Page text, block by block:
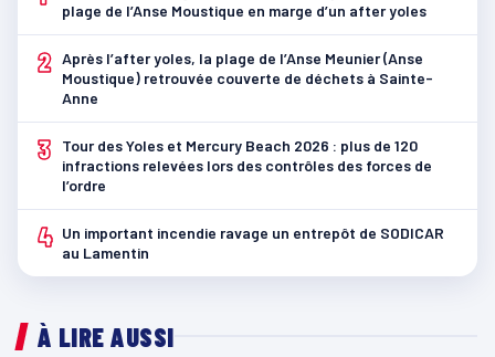
plage de l’Anse Moustique en marge d’un after yoles
2 Après l’after yoles, la plage de l’Anse Meunier (Anse
Moustique) retrouvée couverte de déchets à Sainte-
Anne
3
Tour des Yoles et Mercury Beach 2026 : plus de 120
infractions relevées lors des contrôles des forces de
l’ordre
4 Un important incendie ravage un entrepôt de SODICAR
au Lamentin
À LIRE AUSSI